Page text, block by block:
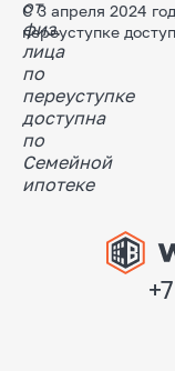
С 3 апреля 2024
переуступке